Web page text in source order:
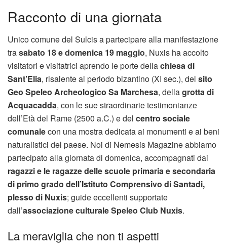
Racconto di una giornata
Unico comune del Sulcis a partecipare alla manifestazione
trasabato 18 e domenica 19 maggio, Nuxis ha accolto
visitatori e visitatrici aprendo le porte dellachiesa di
Sant’Elia, risalente al periodo bizantino (XI sec.), del sito
Geo Speleo Archeologico Sa Marchesa, dellagrotta di
Acquacadda, con le sue straordinarie testimonianze
dell’Età del Rame (2500 a.C.) e del centro sociale
comunalecon una mostra dedicata ai monumenti e ai beni
naturalistici del paese. Noi di Nemesis Magazine abbiamo
partecipato alla giornata di domenica, accompagnati dai
ragazzi e le ragazze delle scuole primaria e secondaria
di primo grado dell’Istituto Comprensivo di Santadi,
plesso di Nuxis; guide eccellenti supportate
dall’associazione culturale Speleo Club Nuxis.
La meraviglia che non ti aspetti